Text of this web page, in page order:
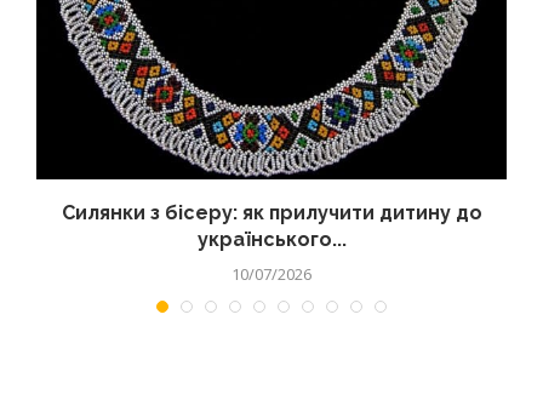
Силянки з бісеру: як прилучити дитину до
українського...
10/07/2026